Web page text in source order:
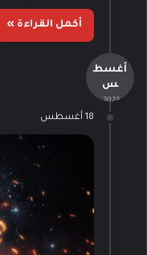
أكمل القراءة »
أغسط
س
- 2023 -
18 أغسطس